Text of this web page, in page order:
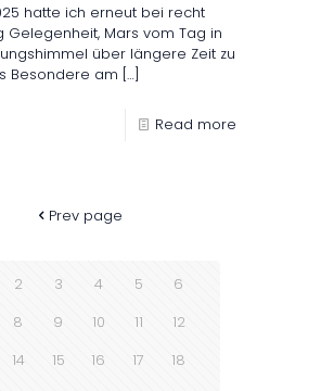
hatte ich erneut bei recht
Gelegenheit, Mars vom Tag in
über längere Zeit zu
Besondere am […]
Read more
Prev page
2 3 4 5
6
8 9 10 11
12
14 15 16 17
18